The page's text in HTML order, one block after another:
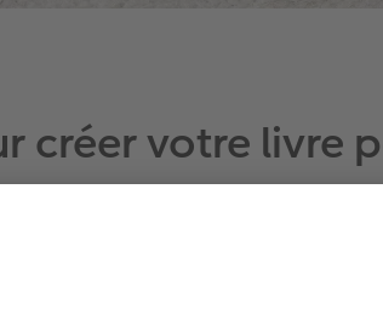
créer votre livre
livre photo pour enfant
pages sont fixes, mais